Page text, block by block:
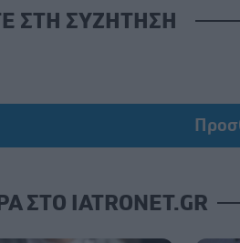
ΣΤΗ ΣΥΖΗΤΗΣΗ
ΣΤΟ IATRONET.GR